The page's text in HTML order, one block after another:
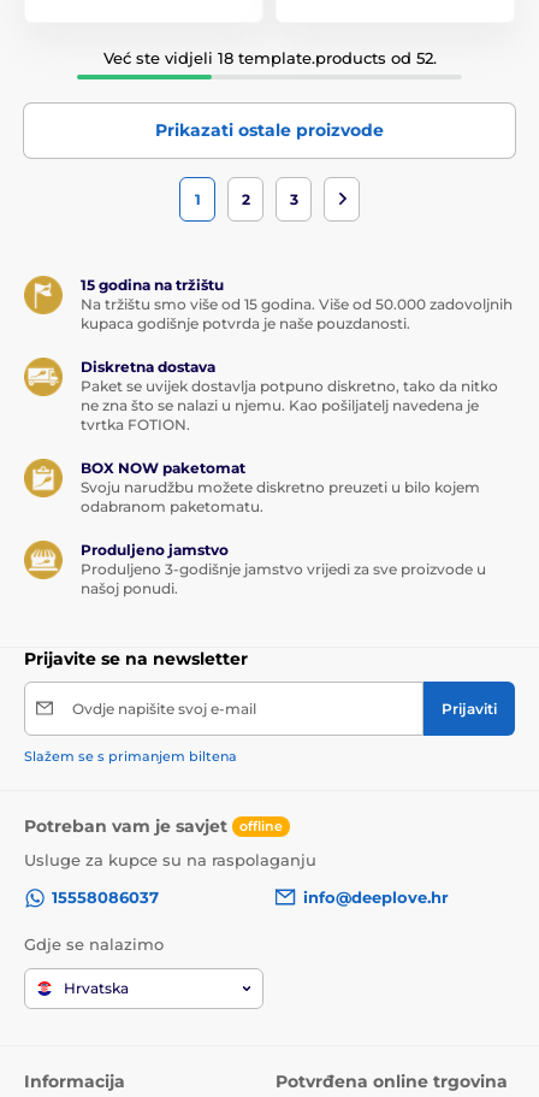
Već ste vidjeli 18 template.products od 52.
Prikazati ostale proizvode
1 2 3
15 godina na tržištu
Na tržištu smo više od 15 godina. Više od 50.000 zadovoljnih
kupaca godišnje potvrda je naše pouzdanosti.
Diskretna dostava
Paket se uvijek dostavlja potpuno diskretno, tako da nitko
ne zna što se nalazi u njemu. Kao pošiljatelj navedena je
tvrtka FOTION.
BOX NOW paketomat
Svoju narudžbu možete diskretno preuzeti u bilo kojem
odabranom paketomatu.
Produljeno jamstvo
Produljeno 3-godišnje jamstvo vrijedi za sve proizvode u
našoj ponudi.
Prijavite se na newsletter
Ovdje napišite svoj e-mail Prijaviti
Slažem se s primanjem biltena
Potreban vam je savjet offline
Usluge za kupce su na raspolaganju
15558086037
info@deeplove.hr
Gdje se nalazimo
Hrvatska
Informacija Potvrđena online trgovina